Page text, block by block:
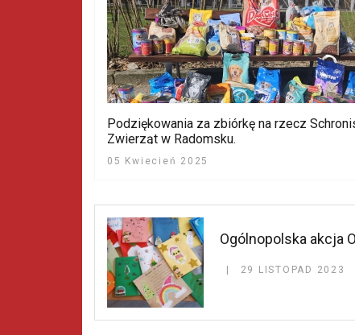
Podziękowania za zbiórkę na rzecz
Zwierząt w Radomsku.
05 Kwiecień 2025
Ogólnopolska akcja
29 LISTOPAD 2023